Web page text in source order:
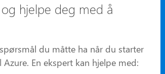
hjelpe deg med å
du måtte ha når du starter
En ekspert kan hjelpe med: